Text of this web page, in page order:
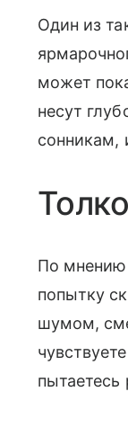
Один из
может
несут
сонникам,
По мнению
попытку
шумом,